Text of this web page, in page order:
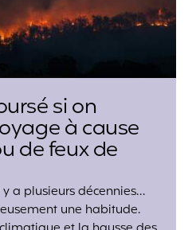
si on
à cause
de feux de
a plusieurs décennies…
une habitude.